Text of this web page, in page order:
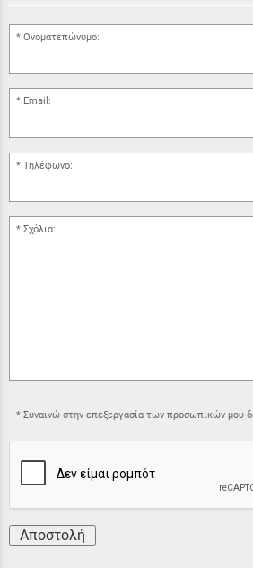
Ονοματεπώνυμο:
Email:
Τηλέφωνο:
Σχόλια:
Συναινώ στην επεξεργασία των προσωπικών μου
Αποστολή